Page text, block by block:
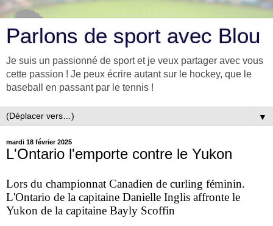
Parlons de sport avec Blou
Je suis un passionné de sport et je veux partager avec vous
cette passion ! Je peux écrire autant sur le hockey, que le
baseball en passant par le tennis !
▼
mardi 18 février 2025
L'Ontario l'emporte contre le Yukon
Lors du championnat Canadien de curling féminin.
L'Ontario de la capitaine Danielle Inglis affronte le
Yukon de la capitaine Bayly Scoffin